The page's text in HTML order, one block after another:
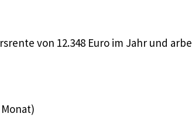
von 12.348 Euro im Jahr und